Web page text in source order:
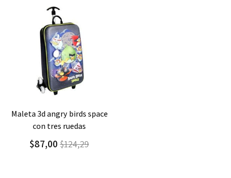
Agregar Detalle
maleta 3d angry birds space
con tres ruedas
$87,00 $124,29